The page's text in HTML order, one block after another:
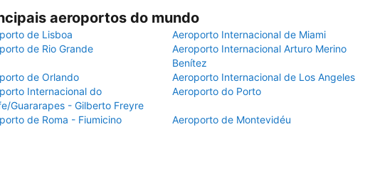
aeroportos do mundo
de Lisboa
Aeroporto Internacional de Miami
de Rio Grande
Aeroporto Internacional Arturo Merino
Benítez
de Orlando
Aeroporto Internacional de Los Angeles
Internacional do
Guararapes - Gilberto Freyre
Aeroporto do Porto
de Roma - Fiumicino Aeroporto de Montevidéu